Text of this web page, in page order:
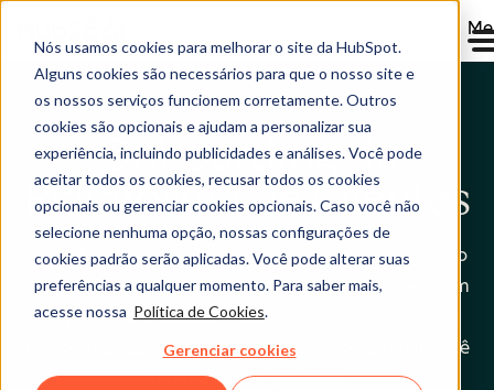
Nós usamos cookies para melhorar o site da HubSpot.
Alguns cookies são necessários para que o nosso site e
os nossos serviços funcionem corretamente. Outros
cookies são opcionais e ajudam a personalizar sua
experiência, incluindo publicidades e análises. Você pode
aceitar todos os cookies, recusar todos os cookies
opcionais ou gerenciar cookies opcionais. Caso você não
selecione nenhuma opção, nossas configurações de
cookies padrão serão aplicadas. Você pode alterar suas
preferências a qualquer momento. Para saber mais,
acesse nossa Política de Cookies.
Gerenciar cookies
Onboarding da
Plataforma de Clientes
Obtenha orientação técnica e estratégica sobre como
configurar seu software da HubSpot para crescer. Com
um plano de onboarding alinhado às metas e outras
tecnologias da sua empresa, vamos acompanhar você
durante todo o processo.